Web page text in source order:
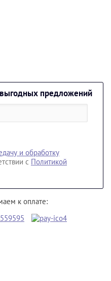
выгодных предложений
и обработку
с Политикой
к оплате: